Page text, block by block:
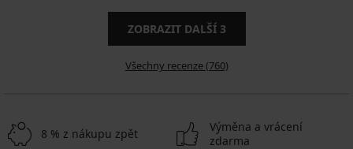
ZOBRAZIT DALŠÍ 3
Všechny recenze (760)
8 % z nákupu zpět
Výměna a vrácení
zdarma